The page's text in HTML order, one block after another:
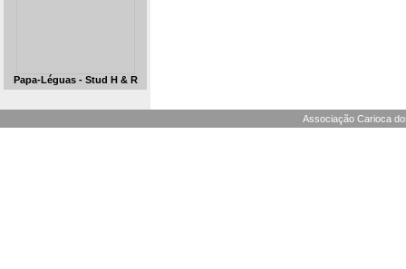
Papa-Léguas - Stud H & R
Associação Carioca